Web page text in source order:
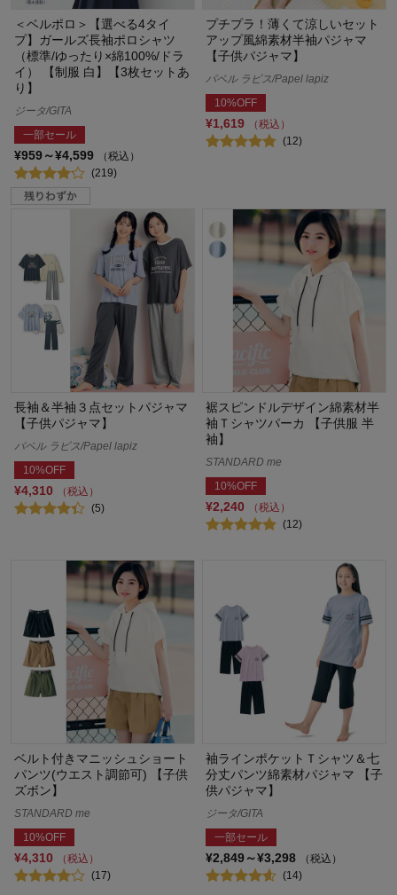
＜ベルポロ＞【選べる4タイ
プ】ガールズ長袖ポロシャツ
（標準/ゆったり×綿100%/ドラ
イ） 【制服 白】【3枚セットあ
り】
ジータ/GITA
一部セール
¥959～¥4,599
（税込）
(219)
プチプラ！薄くて涼しいセット
アップ風綿素材半袖パジャマ
【子供パジャマ】
パペル ラピス/Papel lapiz
10%OFF
¥1,619
（税込）
(12)
長袖＆半袖３点セットパジャマ
【子供パジャマ】
パペル ラピス/Papel lapiz
10%OFF
¥4,310
（税込）
(5)
裾スピンドルデザイン綿素材半
袖Ｔシャツパーカ 【子供服 半
袖】
STANDARD me
10%OFF
¥2,240
（税込）
(12)
ベルト付きマニッシュショート
パンツ(ウエスト調節可) 【子供
ズボン】
STANDARD me
10%OFF
¥4,310
（税込）
(17)
袖ラインポケットＴシャツ＆七
分丈パンツ綿素材パジャマ 【子
供パジャマ】
ジータ/GITA
一部セール
¥2,849～¥3,298
（税込）
(14)